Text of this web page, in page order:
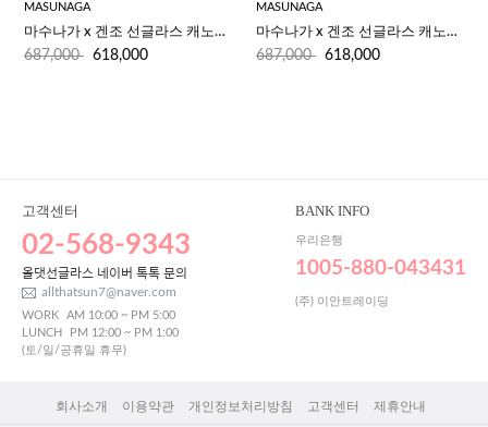
MASUNAGA
마수나가 x 겐조 선글라스 캐노퍼스 CANOPUS(53) #15
687,000 618,000
MASUNAGA
마수나가 x 겐조 선글라스 캐노퍼스 CANOPUS(53) #40
687,000 618,000
고객센터
02-568-9343
올댓선글라스 네이버 톡톡 문의
allthatsun7@naver.com
WORK
AM 10:00 ~ PM 5:00
LUNCH
PM 12:00 ~ PM 1:00
(토/일/공휴일 휴무)
BANK INFO
우리은행
1005-880-043431
(주) 이안트레이딩
회사소개 이용약관 개인정보처리방침 고객센터 제휴안내